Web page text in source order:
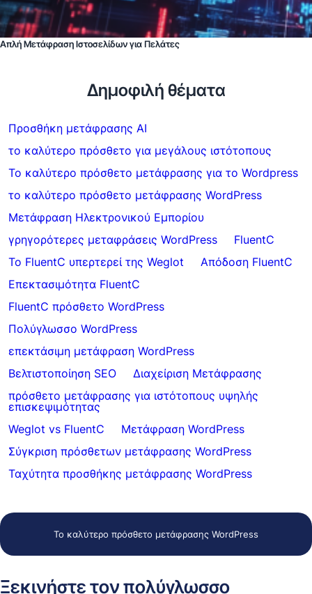
Απλή Μετάφραση Ιστοσελίδων για Πελάτες
Δημοφιλή θέματα
Προσθήκη μετάφρασης AI
το καλύτερο πρόσθετο για μεγάλους ιστότοπους
Το καλύτερο πρόσθετο μετάφρασης για το Wordpress
το καλύτερο πρόσθετο μετάφρασης WordPress
Μετάφραση Ηλεκτρονικού Εμπορίου
γρηγορότερες μεταφράσεις WordPress
FluentC
Το FluentC υπερτερεί της Weglot
Απόδοση FluentC
Επεκτασιμότητα FluentC
FluentC πρόσθετο WordPress
Πολύγλωσσο WordPress
επεκτάσιμη μετάφραση WordPress
Βελτιστοποίηση SEO
Διαχείριση Μετάφρασης
πρόσθετο μετάφρασης για ιστότοπους υψηλής
επισκεψιμότητας
Weglot vs FluentC
Μετάφραση WordPress
Σύγκριση πρόσθετων μετάφρασης WordPress
Ταχύτητα προσθήκης μετάφρασης WordPress
Το καλύτερο πρόσθετο μετάφρασης WordPress
Ξεκινήστε τον πολύγλωσσο